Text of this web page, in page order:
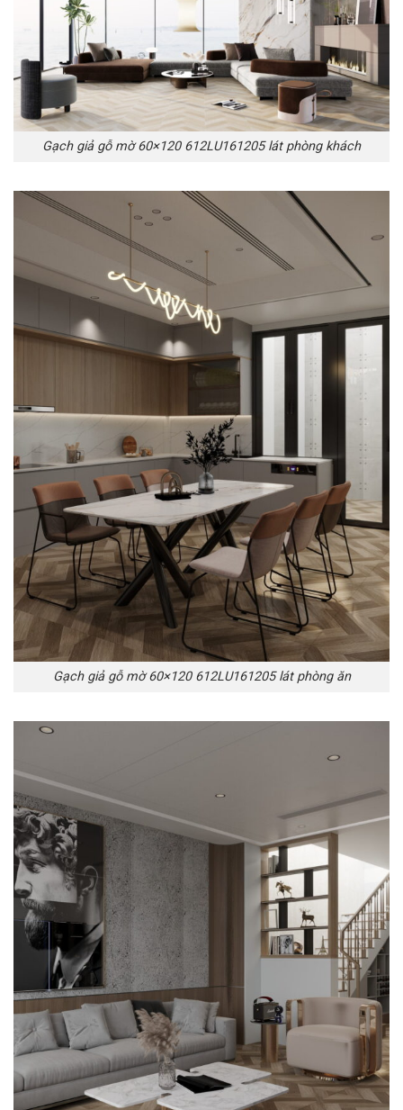
Gạch giả gỗ mờ 60×120 612LU161205 lát phòng khách
Gạch giả gỗ mờ 60×120 612LU161205 lát phòng ăn